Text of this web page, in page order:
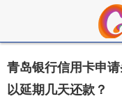
青岛银行信用卡申
以延期几天还款？